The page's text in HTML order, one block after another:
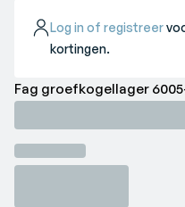
Log in of registreer
kortingen.
Fag